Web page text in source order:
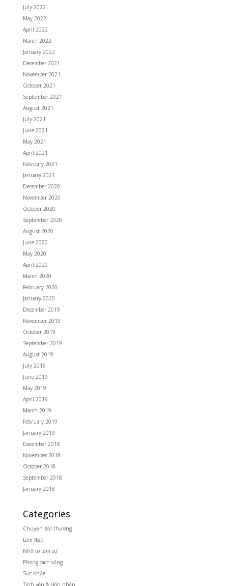
July 2022
May 2022
April 2022
March 2022
January 2022
December 2021
November 2021
October 2021
September 2021
August 2021
July 2021
June 2021
May 2021
April 2021
February 2021
January 2021
December 2020
November 2020
October 2020
September 2020
August 2020
June 2020
May 2020
April 2020
March 2020
February 2020
January 2020
December 2019
November 2019
October 2019
September 2019
August 2019
July 2019
June 2019
May 2019
April 2019
March 2019
February 2019
January 2019
December 2018
November 2018
October 2018
September 2018
January 2018
Categories
Chuyện đời thường
Làm đẹp
Nhỏ to tâm sự
Phong cách sống
Sức khỏe
Tình yêu & Hôn nhân